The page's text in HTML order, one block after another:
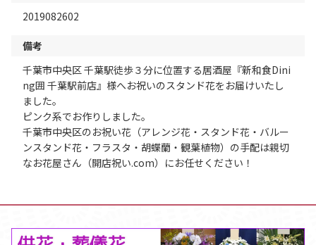
2019082602
備考
千葉市中央区 千葉駅徒歩３分に位置する居酒屋『新和食Dini
ng囲 千葉駅前店』様へお祝いのスタンド花をお届けいたし
ました。
ピンク系でお作りしました。
千葉市中央区のお祝い花（アレンジ花・スタンド花・バルー
ンスタンド花・フラスタ・胡蝶蘭・観葉植物）の手配は親切
なお花屋さん（開店祝い.com）にお任せください！